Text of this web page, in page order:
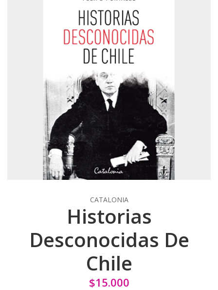
CATALONIA
Historias
Desconocidas De
Chile
$15.000